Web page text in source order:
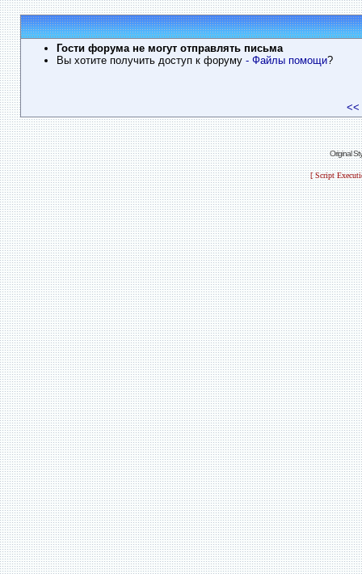
Гости форума не могут отправлять письма
Вы хотите получить доступ к форуму - Файлы помощи?
<<
Original
[ Script